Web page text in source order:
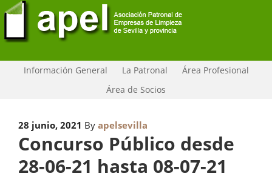
Información General La Patronal
Área Profesional
Área de Socios
28 junio, 2021 By apelsevilla
Concurso Público desde
28-06-21 hasta 08-07-21